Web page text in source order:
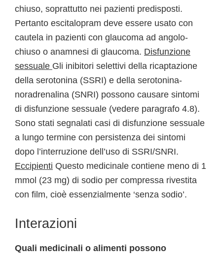
chiuso, soprattutto nei pazienti predisposti.
Pertanto escitalopram deve essere usato con
cautela in pazienti con glaucoma ad angolo-
chiuso o anamnesi di glaucoma. Disfunzione
sessuale Gli inibitori selettivi della ricaptazione
della serotonina (SSRI) e della serotonina-
noradrenalina (SNRI) possono causare sintomi
di disfunzione sessuale (vedere paragrafo 4.8).
Sono stati segnalati casi di disfunzione sessuale
a lungo termine con persistenza dei sintomi
dopo l’interruzione dell’uso di SSRI/SNRI.
Eccipienti Questo medicinale contiene meno di 1
mmol (23 mg) di sodio per compressa rivestita
con film, cioè essenzialmente ‘senza sodio’.
Interazioni
Quali medicinali o alimenti possono